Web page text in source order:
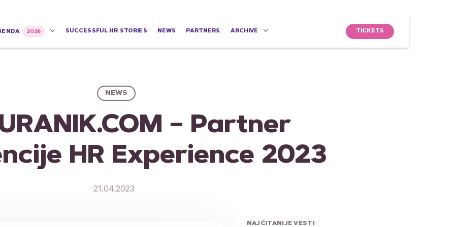
2026 SUCCESSFUL HR STORIES NEWS PARTNERS ARCHIVE TICKETS
NEWS
– Partner
HR Experience 2023
21.04.2023
NAJČITANIJE VESTI